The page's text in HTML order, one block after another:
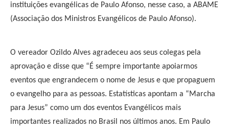
instituições evangélicas de Paulo Afonso, nesse caso, a ABAME
(Associação dos Ministros Evangélicos de Paulo Afonso).
O vereador Ozildo Alves agradeceu aos seus colegas pela
aprovação e disse que “É sempre importante apoiarmos
eventos que engrandecem o nome de Jesus e que propaguem
o evangelho para as pessoas. Estatísticas apontam a “Marcha
para Jesus” como um dos eventos Evangélicos mais
importantes realizados no Brasil nos últimos anos. Em Paulo